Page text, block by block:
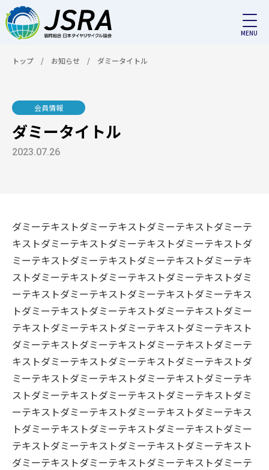
トップ / お知らせ / ダミータイトル
会員情報
ダミータイトル
2023.07.26
ダミーテキストダミーテキストダミーテキストダミーテ
キストダミーテキストダミーテキストダミーテキストダ
ミーテキストダミーテキストダミーテキストダミーテキ
ストダミーテキストダミーテキストダミーテキストダミ
ーテキストダミーテキストダミーテキストダミーテキス
トダミーテキストダミーテキストダミーテキストダミー
テキストダミーテキストダミーテキストダミーテキスト
ダミーテキストダミーテキストダミーテキストダミーテ
キストダミーテキストダミーテキストダミーテキストダ
ミーテキストダミーテキストダミーテキストダミーテキ
ストダミーテキストダミーテキストダミーテキストダミ
ーテキストダミーテキストダミーテキストダミーテキス
トダミーテキストダミーテキストダミーテキストダミー
テキストダミーテキストダミーテキストダミーテキスト
ダミーテキストダミーテキストダミーテキストダミーテ